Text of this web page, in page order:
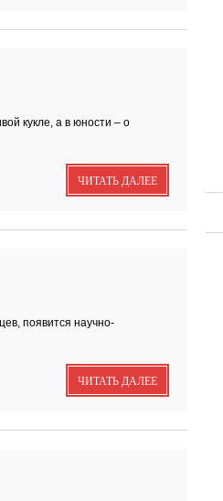
СОЛО
кукле, а в юности – о
ЧИТАТЬ ДАЛЕЕ
появится научно-
ЧИТАТЬ ДАЛЕЕ